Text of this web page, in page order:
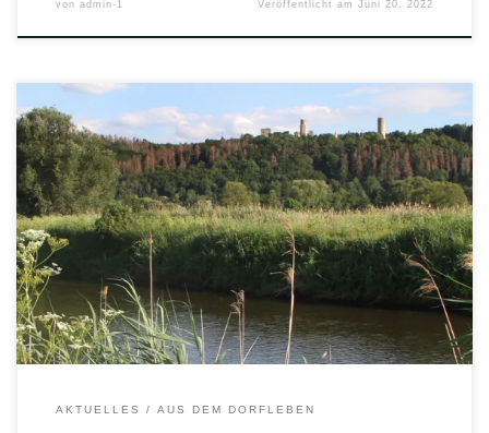
von admin-1 Veröffentlicht amJuni 20, 2022
Markant thront sie über dem Werratal, die gute, alte
Brandenburg, und grüßt Einheimische genauso wie die
vielen Durchreisenden auf der nahen A4. Ein Besuch der
Ruine mit dem Blick auf die Werra-Schleifen lohnt sich
immer, ganz besonders aber am kommenden
Wochenende. Der Werratal-Zweigverein Brandenburg aus
Lauchröden richtet einmal mehr ein […]
AKTUELLES AUS DEM DORFLEBEN